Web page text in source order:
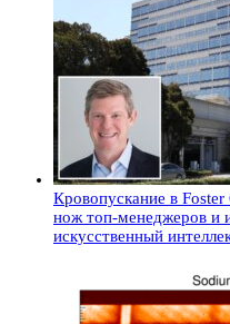
Кровопускание в
нож топ-менеджеров и
искусственный